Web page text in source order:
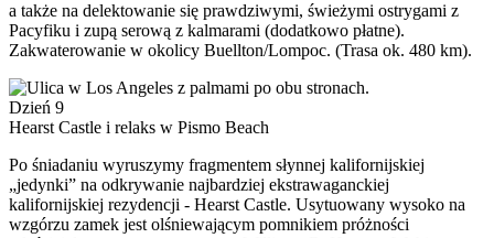
a także na delektowanie się prawdziwymi, świeżymi ostrygami z
Pacyfiku i zupą serową z kalmarami (dodatkowo płatne).
Zakwaterowanie w okolicy Buellton/Lompoc. (Trasa ok. 480 km).
Dzień 9
Hearst Castle i relaks w Pismo Beach
Po śniadaniu wyruszymy fragmentem słynnej kalifornijskiej
„jedynki” na odkrywanie najbardziej ekstrawaganckiej
kalifornijskiej rezydencji - Hearst Castle. Usytuowany wysoko na
wzgórzu zamek jest olśniewającym pomnikiem próżności